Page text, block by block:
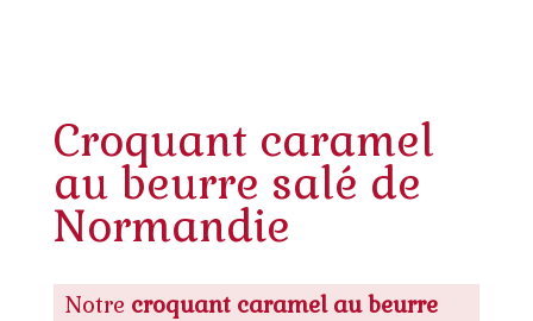
Croquant caramel
au beurre salé de
Normandie
Notre croquant caramel au beurre